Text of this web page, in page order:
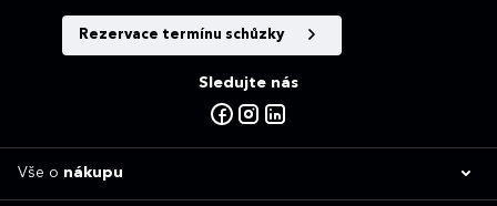
Rezervace termínu schůzky
Sledujte nás
Vše o nákupu